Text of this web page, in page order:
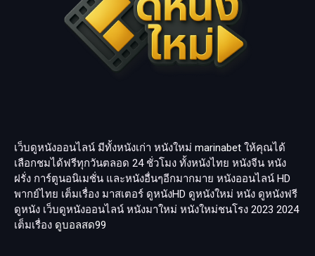
เว็บดูหนังออนไลน์ มีทั้งหนังเก่า หนังใหม่ marinabet ให้คุณได้
เลือกชมได้ฟรีทุกวันตลอด 24 ชั่วโมง ทั้งหนังไทย หนังจีน หนัง
ฝรั่ง การ์ตูนอนิเมชั่น และหนังอื่นๆอีกมากมาย หนังออนไลน์ HD
พากย์ไทย เต็มเรื่อง มาสเตอร์ ดูหนังHD ดูหนังใหม่ หนัง ดูหนังฟรี
ดูหนัง เว็บดูหนังออนไลน์ หนังมาใหม่ หนังใหม่ชนโรง 2023 2024
เต็มเรื่อง ดูบอลสด99